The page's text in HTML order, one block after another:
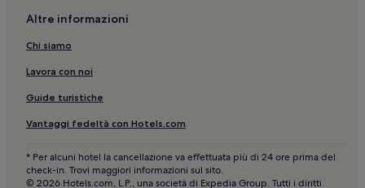
vicinanze
Stöckach U-Bahn: hotel nelle vicinanze
Stoccarda: Hotel con cucina
Stoccarda: hotel
Stoccarda: Hotel con animali ammessi
Stoccarda: Pensioni
Altre informazioni
Chi siamo
Lavora con noi
Guide turistiche
Vantaggi fedeltà con Hotels.com
* Per alcuni hotel la cancellazione va effettuata più di 24 ore prima del
check-in. Trovi maggiori informazioni sul sito.
© 2026 Hotels.com, L.P., una società di Expedia Group. Tutti i diritti